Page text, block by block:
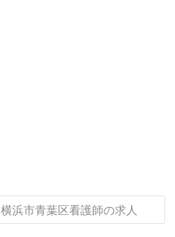
横浜市青葉区看護師の求人